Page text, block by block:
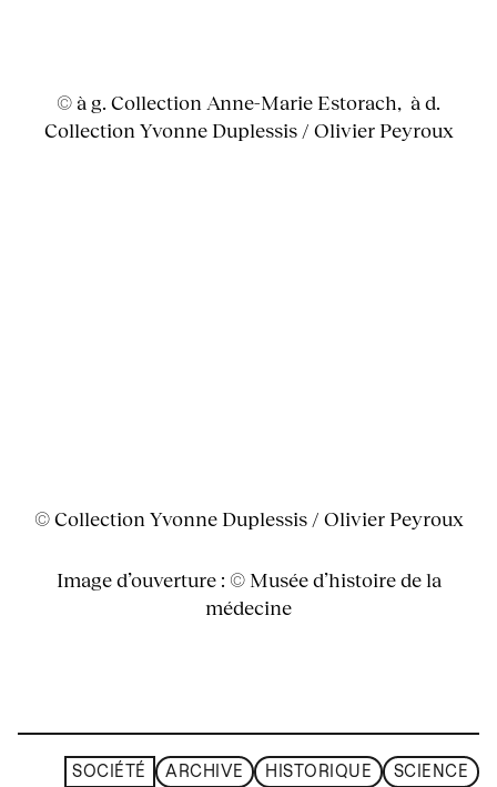
© à g. Collection Anne-Marie Estorach, à d.
Collection Yvonne Duplessis / Olivier Peyroux
© Collection Yvonne Duplessis / Olivier Peyroux
Image d’ouverture : © Musée d’histoire de la
médecine
SOCIÉTÉ ARCHIVE HISTORIQUE SCIENCE